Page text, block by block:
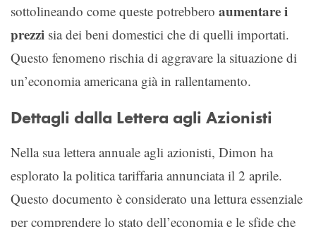
sottolineando come queste potrebbero aumentare i
prezzi sia dei beni domestici che di quelli importati.
Questo fenomeno rischia di aggravare la situazione di
un’economia americana già in rallentamento.
Dettagli dalla Lettera agli Azionisti
Nella sua lettera annuale agli azionisti, Dimon ha
esplorato la politica tariffaria annunciata il 2 aprile.
Questo documento è considerato una lettura essenziale
per comprendere lo stato dell’economia e le sfide che